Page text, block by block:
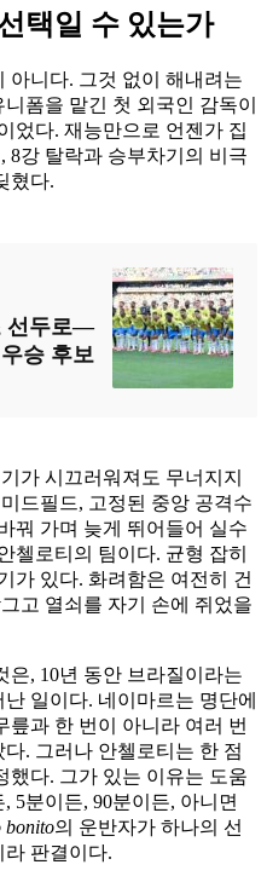
택일 수 있는가
아니다. 그것 없이 해내려는
폼을 맡긴 첫 외국인 감독이
었다. 재능만으로 언젠가 집
8강 탈락과 승부차기의 비극
혔다.
선두로—
승 후보
가 시끄러워져도 무너지지
드필드, 고정된 중앙 공격수
꿔 가며 늦게 뛰어들어 실수
첼로티의 팀이다. 균형 잡히
가 있다. 화려함은 여전히 건
고 열쇠를 자기 손에 쥐었을
은, 10년 동안 브라질이라는
일이다. 네이마르는 명단에
릎과 한 번이 아니라 여러 번
. 그러나 안첼로티는 한 점
했다. 그가 있는 이유는 도움
5분이든, 90분이든, 아니면
bonito의 운반자가 하나의 선
판결이다.